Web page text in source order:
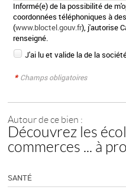
Informé(e) de la possibilité de
coordonnées téléphoniques à
(www.bloctel.gouv.fr), j'autorise
renseigné.
J'ai lu et valide lade la
* Champs obligatoires
Autour de ce bien :
Découvrez les
commerces ... à
SANTÉ